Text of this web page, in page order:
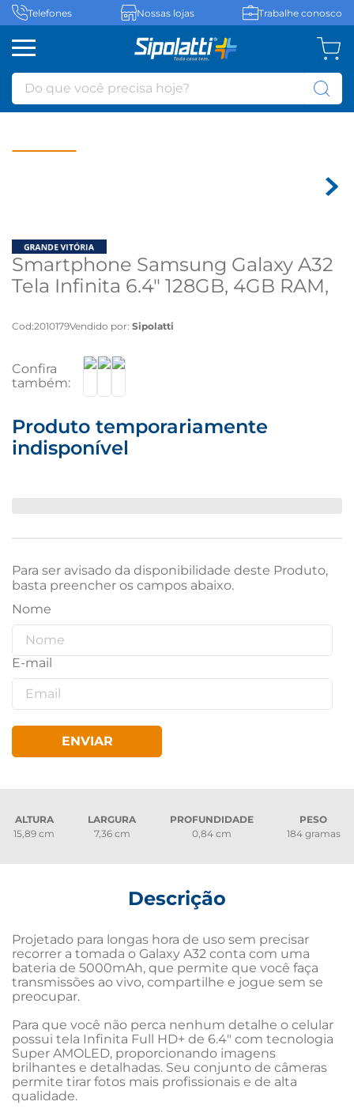
Telefones Nossas lojas Trabalhe conosco
Do que você precisa hoje?
Smartphone Samsung Galaxy A32
Tela Infinita 6.4" 128GB, 4GB RAM,
Core - Azul
Cod:2010179Vendido por: Sipolatti
Produto temporariamente
indisponível
Para ser avisado da disponibilidade deste Produto,
basta preencher os campos abaixo.
ENVIAR
ALTURA
15,89 cm
LARGURA
7,36 cm
PROFUNDIDADE
0,84 cm
PESO
184 gramas
Descrição
Projetado para longas hora de uso sem precisar
recorrer a tomada o Galaxy A32 conta com uma
bateria de 5000mAh, que permite que você faça
transmissões ao vivo, compartilhe e jogue sem se
preocupar.
Para que você não perca nenhum detalhe o celular
possui tela Infinita Full HD+ de 6.4" com tecnologia
Super AMOLED, proporcionando imagens
brilhantes e detalhadas. Seu conjunto de câmeras
permite tirar fotos mais profissionais e de alta
qualidade.